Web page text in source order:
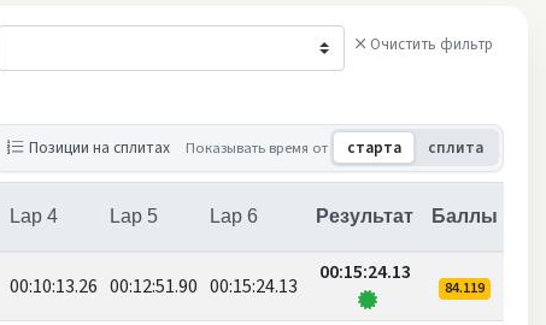
Очистить фильтр
Позиции на сплитах Показывать время от старта сплита
Lap 4 Lap 5 Lap 6 Результат Баллы
00:10:13.26 00:12:51.90 00:15:24.13
00:15:24.13
84.119